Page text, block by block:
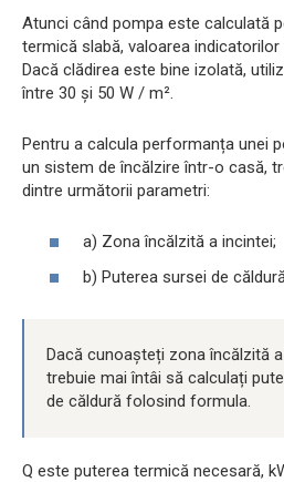
Atunci când pompa este calculată
termică slabă, valoarea
Dacă clădirea este bine izolată,
între 30 și 50 W / m².
Pentru a calcula performanța unei
un sistem de încălzire într-o casă,
dintre următorii parametri:
a) Zona încălzită a incintei;
b) Puterea sursei de
Dacă cunoașteți zona încălzită
trebuie mai întâi să calculați
de căldură folosind formula.
Q este puterea termică necesară,